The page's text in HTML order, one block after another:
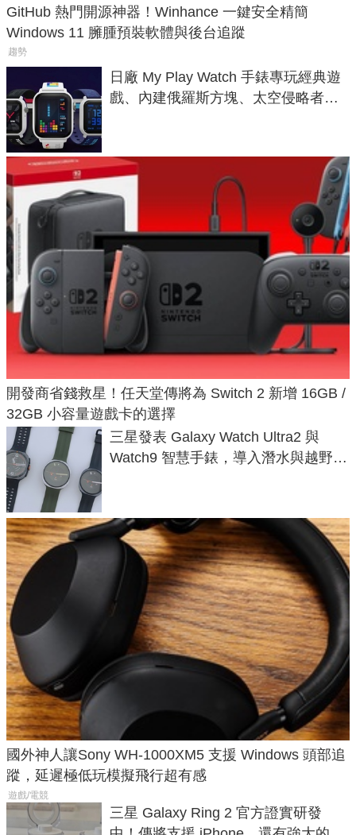
GitHub 熱門開源神器！Winhance 一鍵安全精簡
Windows 11 臃腫預裝軟體與後台追蹤
趨勢
日廠 My Play Watch 手錶專玩經典遊
戲、內建俄羅斯方塊、太空侵略者，
開發商省錢救星！任天堂傳將為 Switch 2 新增 16GB /
32GB 小容量遊戲卡的選擇
三星發表 Galaxy Watch Ultra2 與
Watch9 智慧手錶，導入潛水與越野跑
國外神人讓Sony WH-1000XM5 支援 Windows 頭部追
蹤，延遲極低玩模擬飛行超有感
遊戲/電競
三星 Galaxy Ring 2 官方證實研發